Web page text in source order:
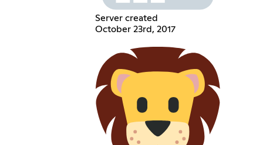
Server created
October 23rd, 2017